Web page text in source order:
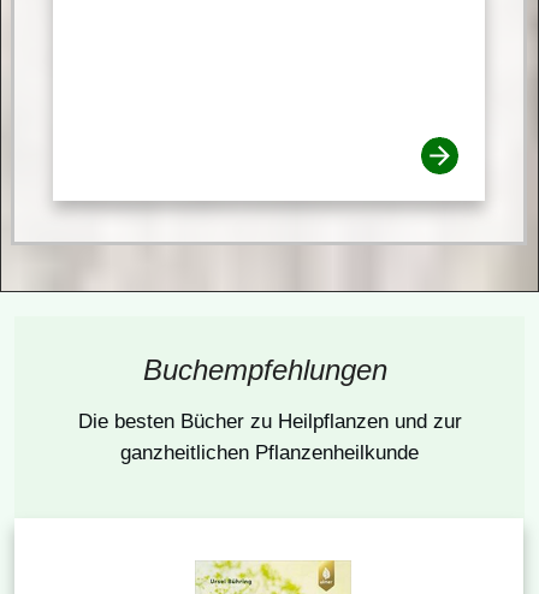
Buchempfehlungen
Die besten Bücher zu Heilpflanzen und zur
ganzheitlichen Pflanzenheilkunde